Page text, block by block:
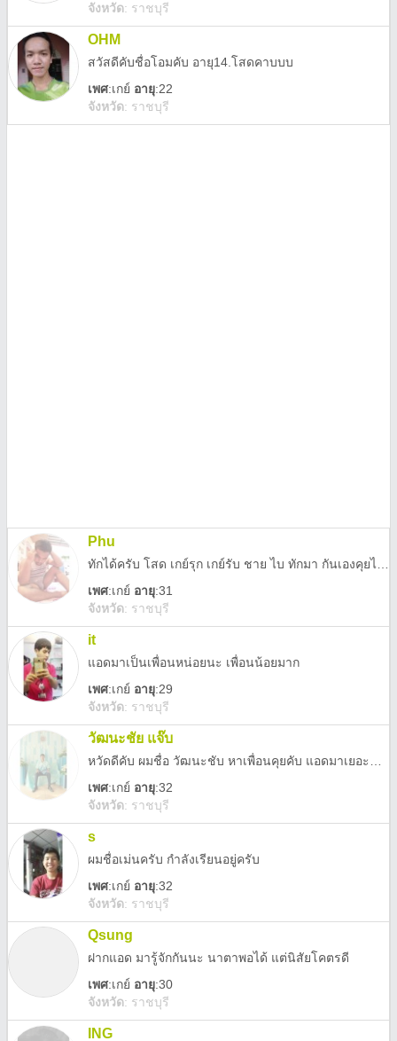
จังหวัด: ราชบุรี
OHM
สวัสดีคับชื่อโอมคับ อายุ14.โสดคาบบบ
เพศ:เกย์ อายุ:22
จังหวัด: ราชบุรี
Phu
เพศ:เกย์ อายุ:31
จังหวัด: ราชบุรี
it
แอดมาเป็นเพื่อนหน่อยนะ เพื่อนน้อยมาก
เพศ:เกย์ อายุ:29
จังหวัด: ราชบุรี
วัฒนะชัย แจ๊บ
เพศ:เกย์ อายุ:32
จังหวัด: ราชบุรี
s
ผมชื่อเม่นครับ กำลังเรียนอยู่ครับ
เพศ:เกย์ อายุ:32
จังหวัด: ราชบุรี
Qsung
ฝากแอด มารู้จักกันนะ นาตาพอได้ แต่นิสัยโคตรดี
เพศ:เกย์ อายุ:30
จังหวัด: ราชบุรี
ING